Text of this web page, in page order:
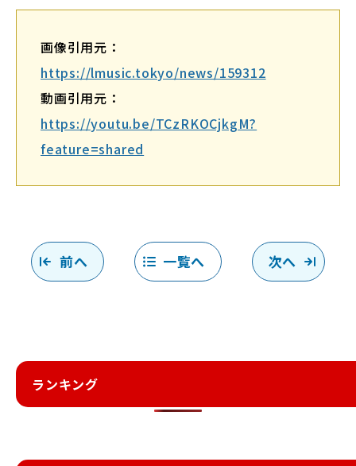
画像引用元：
https://lmusic.tokyo/news/159312
動画引用元：
https://youtu.be/TCzRKOCjkgM?
feature=shared
前へ 一覧へ 次へ
ランキング